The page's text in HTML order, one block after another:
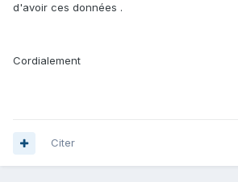
d'avoir ces données .
Cordialement
Citer